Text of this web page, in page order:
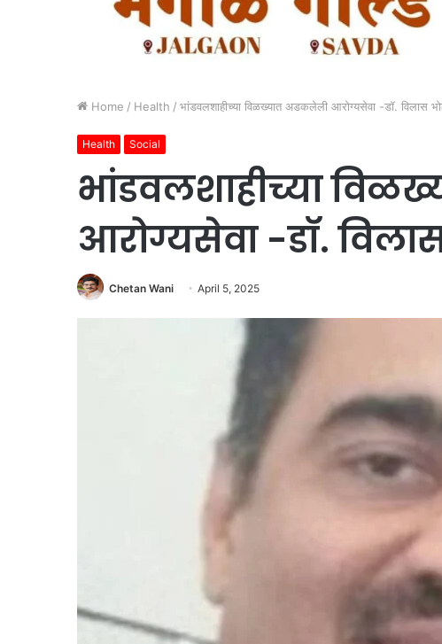
Home / Health / भांडवलशाहीच्या विळख्यात अडकलेली आरोग्यसेवा -डॉ. विलास
Health Social
भांडवलशाहीच्या
आरोग्यसेवा -डॉ.
Chetan Wani April 5, 2025